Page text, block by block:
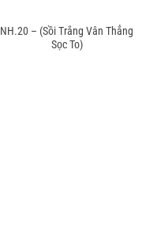
NH.20 – (Sồi Trắng Vân Thẳng
Sọc To)